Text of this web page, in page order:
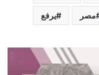
مصر يرفع